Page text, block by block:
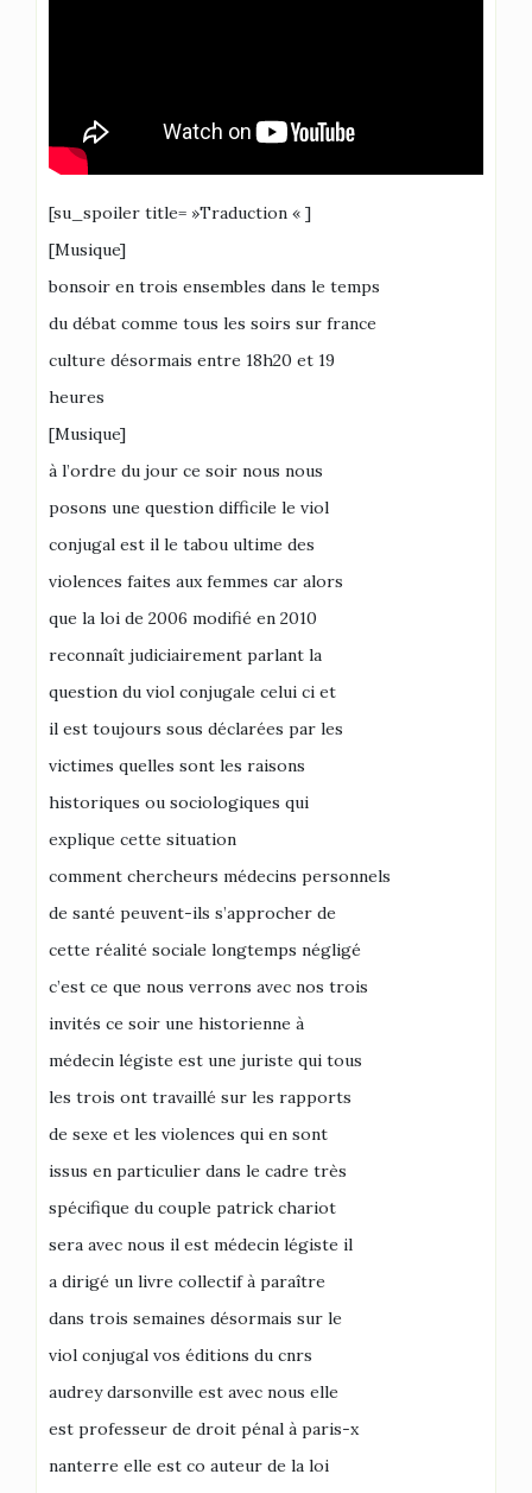
[su_spoiler title= »Traduction « ]
[Musique]
bonsoir en trois ensembles dans le temps
du débat comme tous les soirs sur france
culture désormais entre 18h20 et 19
heures
[Musique]
à l’ordre du jour ce soir nous nous
posons une question difficile le viol
conjugal est il le tabou ultime des
violences faites aux femmes car alors
que la loi de 2006 modifié en 2010
reconnaît judiciairement parlant la
question du viol conjugale celui ci et
il est toujours sous déclarées par les
victimes quelles sont les raisons
historiques ou sociologiques qui
explique cette situation
comment chercheurs médecins personnels
de santé peuvent-ils s’approcher de
cette réalité sociale longtemps négligé
c’est ce que nous verrons avec nos trois
invités ce soir une historienne à
médecin légiste est une juriste qui tous
les trois ont travaillé sur les rapports
de sexe et les violences qui en sont
issus en particulier dans le cadre très
spécifique du couple patrick chariot
sera avec nous il est médecin légiste il
a dirigé un livre collectif à paraître
dans trois semaines désormais sur le
viol conjugal vos éditions du cnrs
audrey darsonville est avec nous elle
est professeur de droit pénal à paris-x
nanterre elle est co auteur de la loi